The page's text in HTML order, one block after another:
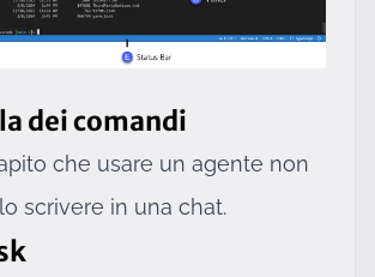
dei comandi
che usare un agente non
scrivere in una chat.